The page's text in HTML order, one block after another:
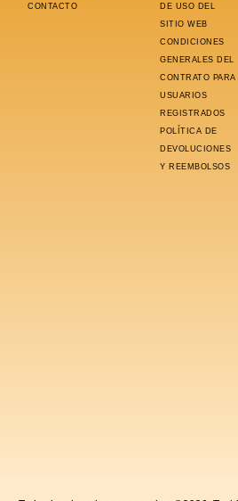
CONTACTO
DE USO DEL
SITIO WEB
CONDICIONES
GENERALES DEL
CONTRATO PARA
USUARIOS
REGISTRADOS
POLÍTICA DE
DEVOLUCIONES
Y REEMBOLSOS